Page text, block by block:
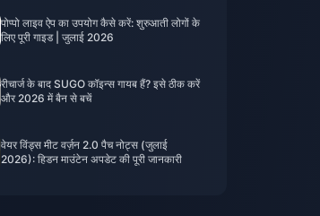
पोप्पो लाइव ऐप का उपयोग कैसे करें: शुरुआती लोगों के
लिए पूरी गाइड | जुलाई 2026
रीचार्ज के बाद SUGO कॉइन्स गायब हैं? इसे ठीक करें
और 2026 में बैन से बचें
वेयर विंड्स मीट वर्ज़न 2.0 पैच नोट्स (जुलाई
2026): हिडन माउंटेन अपडेट की पूरी जानकारी